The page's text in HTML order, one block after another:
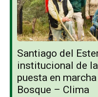
Santiago del
institucional de la
puesta en
Bosque – Clima